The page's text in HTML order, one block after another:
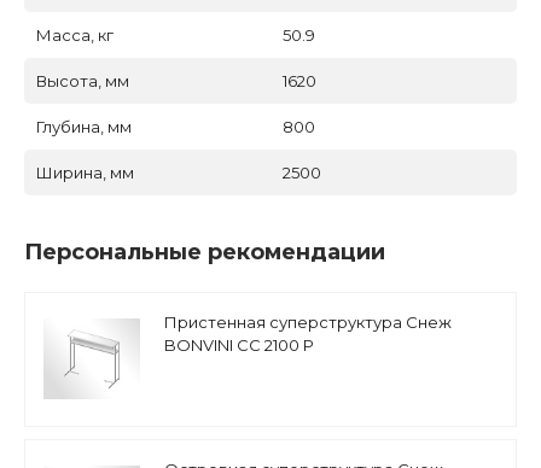
Масса, кг 50.9
Высота, мм 1620
Глубина, мм 800
Ширина, мм 2500
Персональные рекомендации
Пристенная суперструктура Снеж
BONVINI CC 2100 P